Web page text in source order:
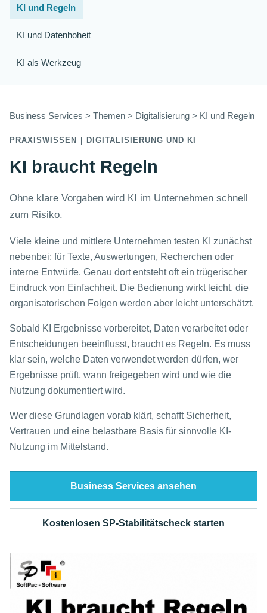
KI und Regeln
KI und Datenhoheit
KI als Werkzeug
Business Services > Themen > Digitalisierung > KI und Regeln
PRAXISWISSEN | DIGITALISIERUNG UND KI
KI braucht Regeln
Ohne klare Vorgaben wird KI im Unternehmen schnell
zum Risiko.
Viele kleine und mittlere Unternehmen testen KI zunächst
nebenbei: für Texte, Auswertungen, Recherchen oder
interne Entwürfe. Genau dort entsteht oft ein trügerischer
Eindruck von Einfachheit. Die Bedienung wirkt leicht, die
organisatorischen Folgen werden aber leicht unterschätzt.
Sobald KI Ergebnisse vorbereitet, Daten verarbeitet oder
Entscheidungen beeinflusst, braucht es Regeln. Es muss
klar sein, welche Daten verwendet werden dürfen, wer
Ergebnisse prüft, wann freigegeben wird und wie die
Nutzung dokumentiert wird.
Wer diese Grundlagen vorab klärt, schafft Sicherheit,
Vertrauen und eine belastbare Basis für sinnvolle KI-
Nutzung im Mittelstand.
Business Services ansehen
Kostenlosen SP-Stabilitätscheck starten